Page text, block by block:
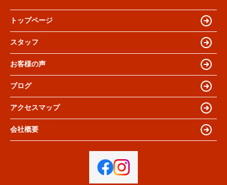
トップページ
スタッフ
お客様の声
ブログ
アクセスマップ
会社概要